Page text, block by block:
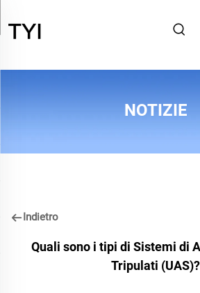
NOTIZIE
Indietro
Quali sono i tipi di Sistemi di
Tripulati (UAS)?